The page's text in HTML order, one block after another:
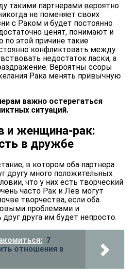
такими партнерами вероятно
не поменяет своих
с Раком и будет постоянно
ценят, понимают и
этой причине такие
конфликтовать между
недостаток ласки, а
Вероятны ссоры
Рака менять привычную
важно остерегаться
ситуаций.
и женщина-рак:
в дружбе
в котором оба партнера
другу много положительных
что у них есть творческий
часто Рак и Лев могут
творчества, если оба
проблемами и
друга им будет непросто.
7
отношения в